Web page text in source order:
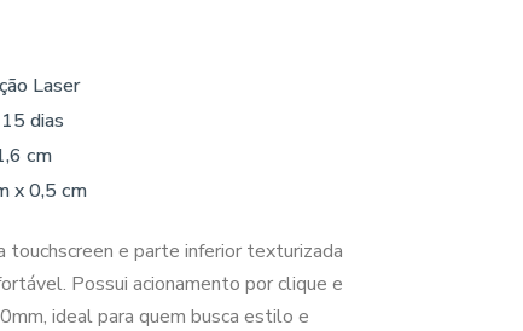
Laser
dias
cm
x 0,5 cm
touchscreen e parte inferior texturizada
Possui acionamento por clique e
ideal para quem busca estilo e